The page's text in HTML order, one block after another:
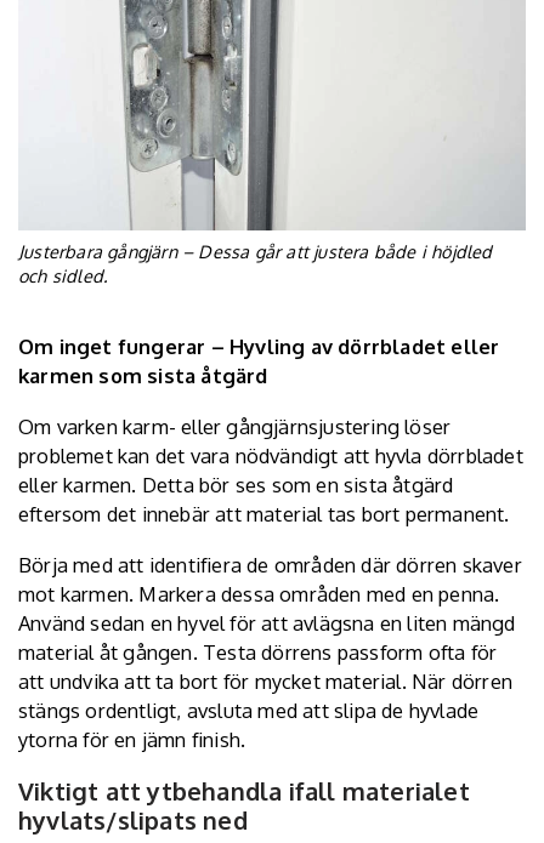
Justerbara gångjärn – Dessa går att justera både i höjdled
och sidled.
Om inget fungerar – Hyvling av dörrbladet eller
karmen som sista åtgärd
Om varken karm- eller gångjärnsjustering löser
problemet kan det vara nödvändigt att hyvla dörrbladet
eller karmen. Detta bör ses som en sista åtgärd
eftersom det innebär att material tas bort permanent.
Börja med att identifiera de områden där dörren skaver
mot karmen. Markera dessa områden med en penna.
Använd sedan en hyvel för att avlägsna en liten mängd
material åt gången. Testa dörrens passform ofta för
att undvika att ta bort för mycket material. När dörren
stängs ordentligt, avsluta med att slipa de hyvlade
ytorna för en jämn finish.
Viktigt att ytbehandla ifall materialet
hyvlats/slipats ned